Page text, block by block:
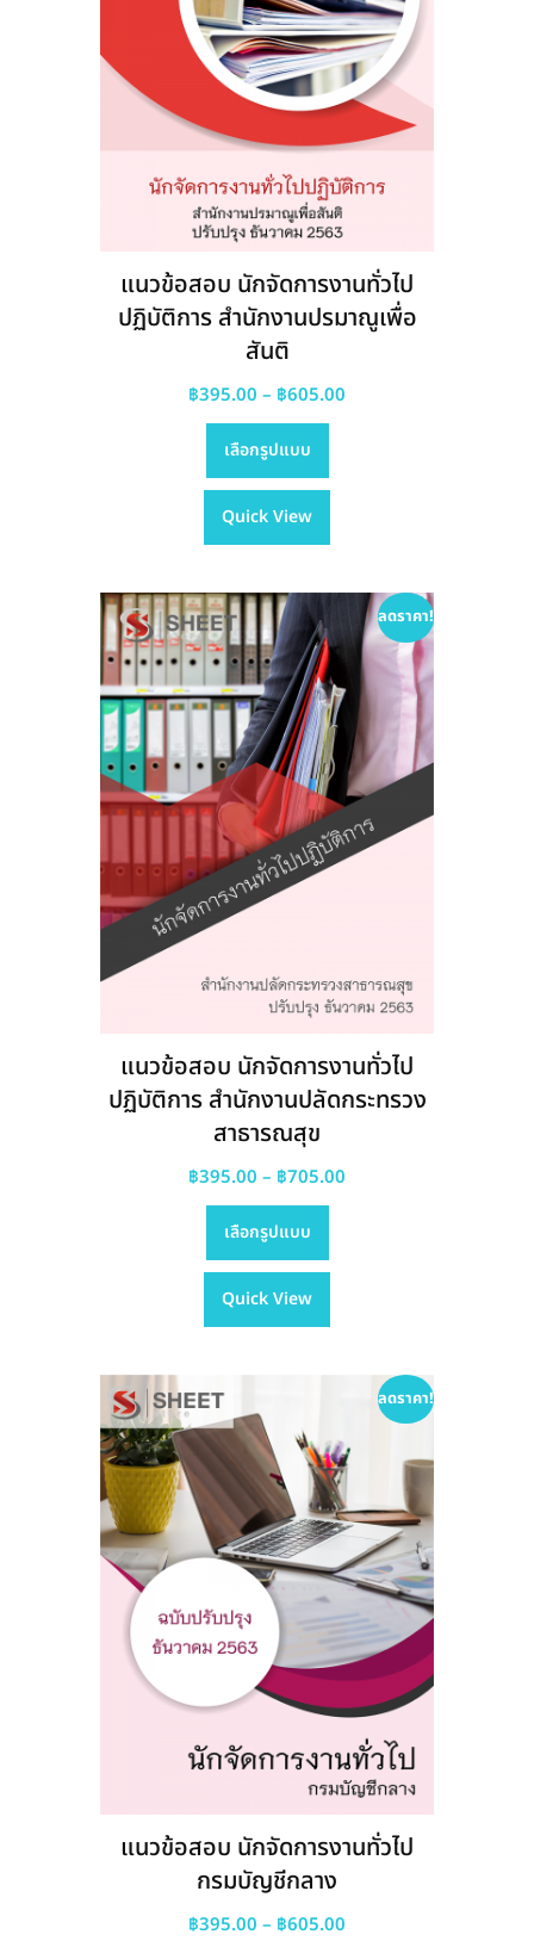
product
page
แนวข้อสอบ นักจัดการงานทั่วไป
ปฏิบัติการ สำนักงานปรมาณูเพื่อ
สันติ
฿395.00 – ฿605.00
เลือกรูปแบบ
This
has
variants.
options
may
be
chosen
on
the
product
page
Quick View
ลดราคา!
แนวข้อสอบ นักจัดการงานทั่วไป
ปฏิบัติการ สำนักงานปลัดกระทรวง
สาธารณสุข
฿395.00 – ฿705.00
เลือกรูปแบบ
This
has
variants.
options
be
chosen
on
the
product
page
Quick View
ลดราคา!
แนวข้อสอบ นักจัดการงานทั่วไป
กรมบัญชีกลาง
฿395.00 – ฿605.00